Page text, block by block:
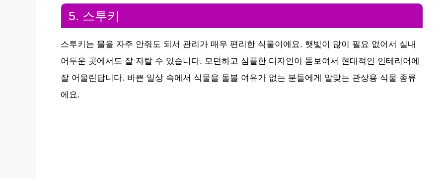
5. 스투키
스투키는 물을 자주 안줘도 되서 관리가 매우 편리한 식물이에요. 햇빛이 많이 필요 없어서 실내
어두운 곳에서도 잘 자랄 수 있습니다. 모던하고 심플한 디자인이 돋보여서 현대적인 인테리어에
잘 어울린답니다. 바쁜 일상 속에서 식물을 돌볼 여유가 없는 분들에게 알맞는 관상용 식물 종류
에요.